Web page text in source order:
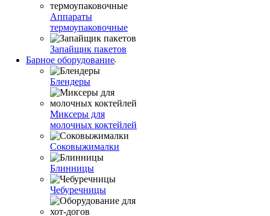
Аппараты
термоупаковочные
Запайщик пакетов
Барное оборудование
Блендеры
Миксеры для
молочных коктейлей
Соковыжималки
Блинницы
Чебуречницы